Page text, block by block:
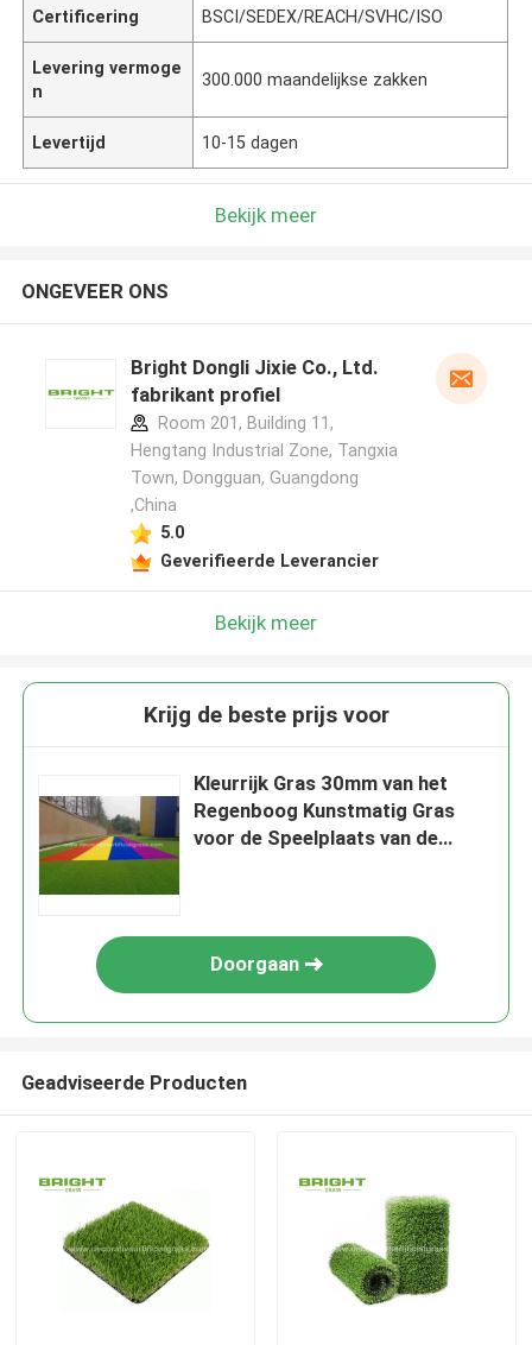
Certificering BSCI/SEDEX/REACH/SVHC/ISO
Levering vermoge
n
300.000 maandelijkse zakken
Levertijd 10-15 dagen
Bekijk meer
ONGEVEER ONS
Bright Dongli Jixie Co., Ltd.
fabrikant profiel
Room 201, Building 11,
Hengtang Industrial Zone, Tangxia
Town, Dongguan, Guangdong
,China
5.0
Geverifieerde Leverancier
Bekijk meer
Krijg de beste prijs voor
Kleurrijk Gras 30mm van het
Regenboog Kunstmatig Gras
voor de Speelplaats van de
Doorgaan
Geadviseerde Producten